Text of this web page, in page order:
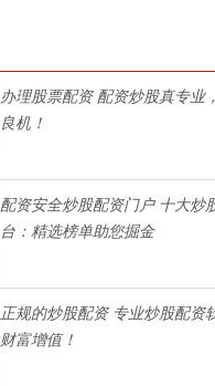
办理股票配资 配资炒股真专业
良机！
配资安全炒股配资门户 十大炒
台：精选榜单助您掘金
正规的炒股配资 专业炒股配资
财富增值！